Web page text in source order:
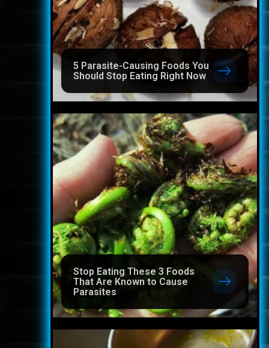
5 Parasite-Causing Foods You
Should Stop Eating Right Now
Stop Eating These 3 Foods
That Are Known to Cause
Parasites